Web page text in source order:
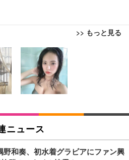
>> もっと見る
ィスチェア 椅子 テレワーク 疲れな
アームレスト コンパクト 約105度ロッ
椅子 360度回転 座面昇降 強化ナイロ
通気性メッシュ 在宅ワーク H-WY01
足)
フィスチェア／デスクチェア メッシ
工学 疲れない ブラック
向けプレミアムモニター | FlexScan
| 31.5型4K UHD・USB Type-C・ホワ
向けプレミアムモニター | FlexScan
ック ペットシーツ 薄型 レギュラー 1
香料 ホワイト 300枚
ック ペットシーツ 厚型 ワイド 42枚
ワイト(吸収面:ライトブルー)
ニュース
野和奏、初水着グラビアにファン興